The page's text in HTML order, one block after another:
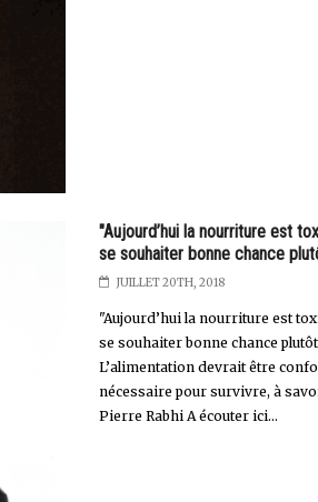
"Aujourd’hui la nourriture est
se souhaiter bonne chance
JUILLET 20TH, 2018
"Aujourd’hui la nourriture est
se souhaiter bonne chance
L’alimentation devrait être
nécessaire pour survivre, à
Pierre Rabhi A écouter ici...